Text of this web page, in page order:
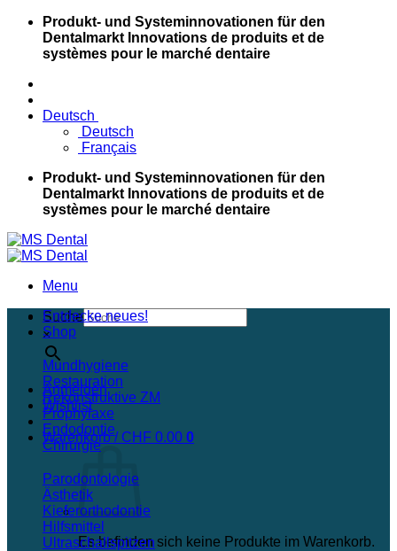
Skip
content
Produkt- und Systeminnovationen für den
Dentalmarkt Innovations de produits et de
systèmes pour le marché dentaire
Deutsch
Deutsch
Français
Produkt- und Systeminnovationen für den
Dentalmarkt Innovations de produits et de
systèmes pour le marché dentaire
Menu
Suche
×
Anmelden
Wishlist
Warenkorb / CHF 0.00 0
Es befinden sich keine Produkte im Warenkorb.
Entdecke neues!
Shop
Mundhygiene
Restauration
Rekonstruktive ZM
Prophylaxe
Endodontie
Chirurgie
Parodontologie
Ästhetik
Kieferorthodontie
Hilfsmittel
Ultraschallspitzen